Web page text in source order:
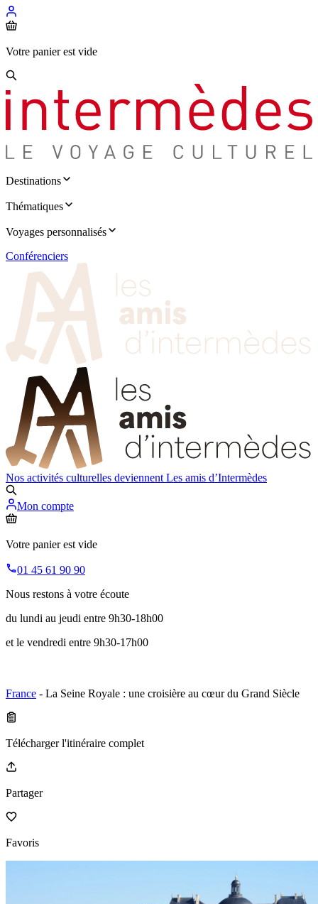
Votre panier est vide
Destinations
Thématiques
Voyages personnalisés
Conférenciers
Nos activités culturelles deviennent Les amis d’Intermèdes
Mon compte
Votre panier est vide
01 45 61 90 90
Nous restons à votre écoute
du lundi au jeudi entre 9h30-18h00
et le vendredi entre 9h30-17h00
France - La Seine Royale : une croisière au cœur du Grand Siècle
Télécharger l'itinéraire complet
Partager
Favoris